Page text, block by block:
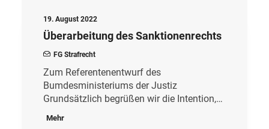
19. August 2022
Überarbeitung des Sanktionenrechts
FG Strafrecht
Zum Referentenentwurf des
Bumdesministeriums der Justiz
Grundsätzlich begrüßen wir die Intention,…
Mehr